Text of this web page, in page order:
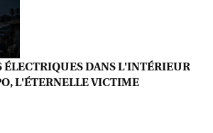
ÉLECTRIQUES DANS L'INTÉRIEUR
L'ÉTERNELLE VICTIME